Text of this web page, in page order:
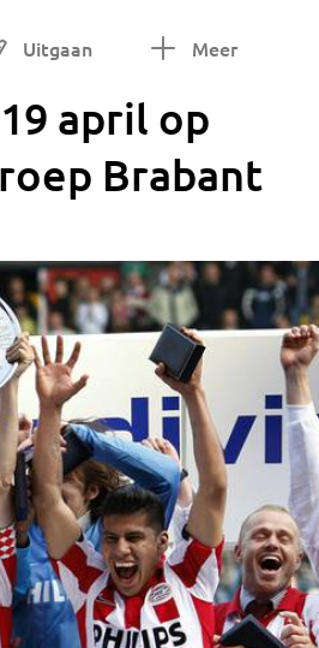
Uitgaan Meer
april op
Brabant